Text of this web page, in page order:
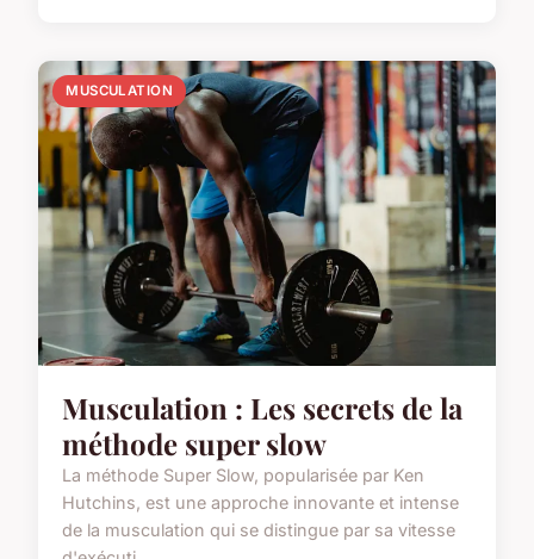
MUSCULATION
Musculation : Les secrets de la
méthode super slow
La méthode Super Slow, popularisée par Ken
Hutchins, est une approche innovante et intense
de la musculation qui se distingue par sa vitesse